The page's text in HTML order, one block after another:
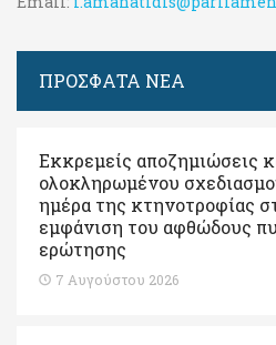
ΠΡΟΣΦΑΤΑ ΝΕΑ
Εκκρεμείς αποζημιώσεις
ολοκληρωμένου
ημέρα της κτηνοτροφίας
εμφάνιση του αφθώδους
ερώτησης
7 Αυγούστου 2026